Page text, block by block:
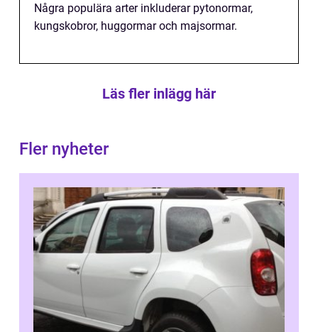
Några populära arter inkluderar pytonormar,
kungskobror, huggormar och majsormar.
Läs fler inlägg här
Fler nyheter